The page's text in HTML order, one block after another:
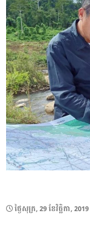
POSTED
ថ្ងៃ​សុក្រ, 29 ខែ​វិច្ឆិកា, 2019